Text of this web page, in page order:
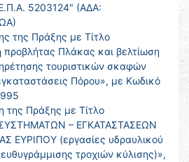
5203124" (ΑΔΑ:
της Πράξης με Τίτλο
Πλάκας και βελτίωση
τουριστικών σκαφών
Πόρου», με Κωδικό
της Πράξης με Τίτλο
– ΕΓΚΑΤΑΣΤΑΣΕΩΝ
ΕΥΡΙΠΟΥ (εργασίες υδραυλικού
τροχιών κύλισης)»,